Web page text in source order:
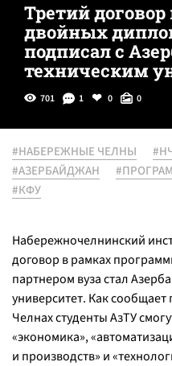
Третий
двойных
подписал с
техническим
701 1 0 0
#НАБЕРЕЖНЫЕ ЧЕЛНЫ
#АЗЕРБАЙДЖАН
#КФУ
Набережночелнинский
договор в рамках
партнером вуза стал
университет. Как
Челнах студенты АзТУ
«экономика»,
и производств» и